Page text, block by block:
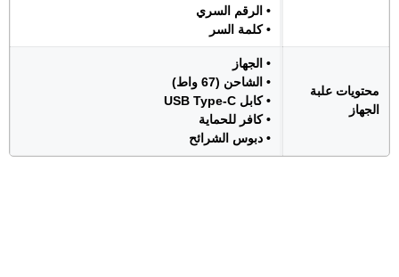
• الرقم السري
• كلمة السر
محتويات علبة
الجهاز
• الجهاز
• الشاحن (67 واط)
• كابل USB Type-C
• كافر للحماية
• دبوس الشرائح